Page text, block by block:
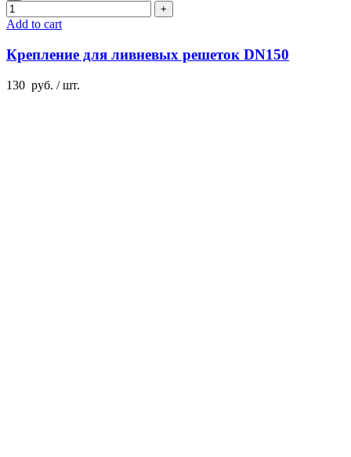
Add to cart
Крепление для ливневых решеток DN150
130 руб. / шт.